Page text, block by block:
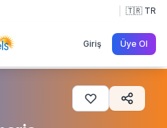
🇹🇷 TR
Giriş Üye Ol